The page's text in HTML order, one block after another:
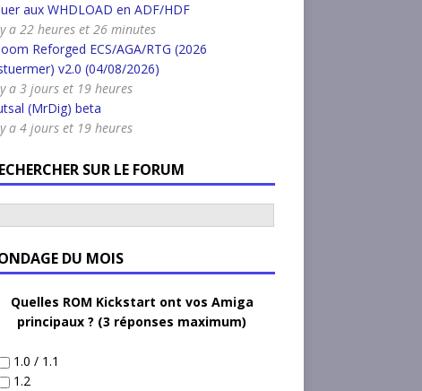
aux WHDLOAD en ADF/HDF
a 22 heures et 26 minutes
Reforged ECS/AGA/RTG (2026
v2.0 (04/08/2026)
a 3 jours et 19 heures
(MrDig) beta
a 4 jours et 19 heures
SUR LE FORUM
DU MOIS
Quelles ROM Kickstart ont vos Amiga
principaux ? (3 réponses maximum)
1.0 / 1.1
1.2